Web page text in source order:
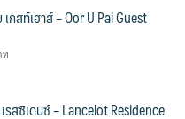
กสท์เฮาส์ – Oor U Pai Guest
ท
รสซิเดนซ์ – Lancelot Residence